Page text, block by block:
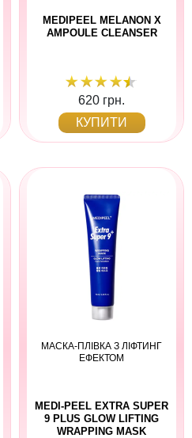
MEDIPEEL MELANON X
AMPOULE CLEANSER
620 грн.
КУПИТИ
МАСКА-ПЛІВКА З ЛІФТИНГ
ЕФЕКТОМ
MEDI-PEEL EXTRA SUPER
9 PLUS GLOW LIFTING
WRAPPING MASK